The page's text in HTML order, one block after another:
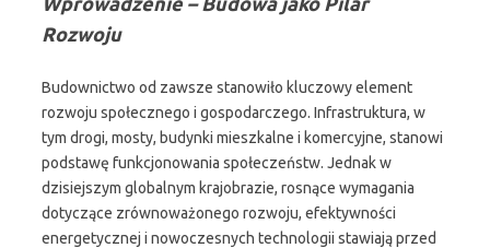
Rozwoju
Budownictwo od zawsze stanowiło kluczowy element
rozwoju społecznego i gospodarczego. Infrastruktura, w
tym drogi, mosty, budynki mieszkalne i komercyjne, stanowi
podstawę funkcjonowania społeczeństw. Jednak w
dzisiejszym globalnym krajobrazie, rosnące wymagania
dotyczące zrównoważonego rozwoju, efektywności
energetycznej i nowoczesnych technologii stawiają przed